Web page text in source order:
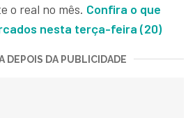
o real no mês. Confira o que
nesta terça-feira (20)
DEPOIS DA PUBLICIDADE